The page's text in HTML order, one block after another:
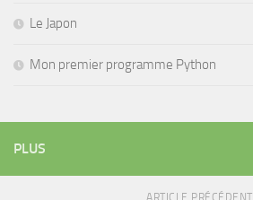
Le Japon
Mon premier programme Python
PLUS
ARTICLE PRÉCÉDENT